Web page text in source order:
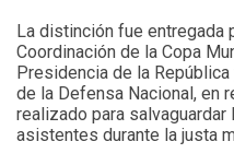
La distinción fue entregada
Coordinación de la Copa
Presidencia de la
de la Defensa Nacional, en
realizado para
asistentes durante la justa